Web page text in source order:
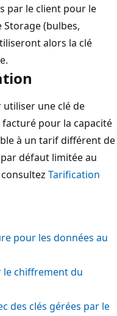
par le client pour le
Storage (bulbes,
alors la clé
une clé de
pour la capacité
à un tarif différent de
défaut limitée au
Tarification
pour les données au
le chiffrement du
des clés gérées par le